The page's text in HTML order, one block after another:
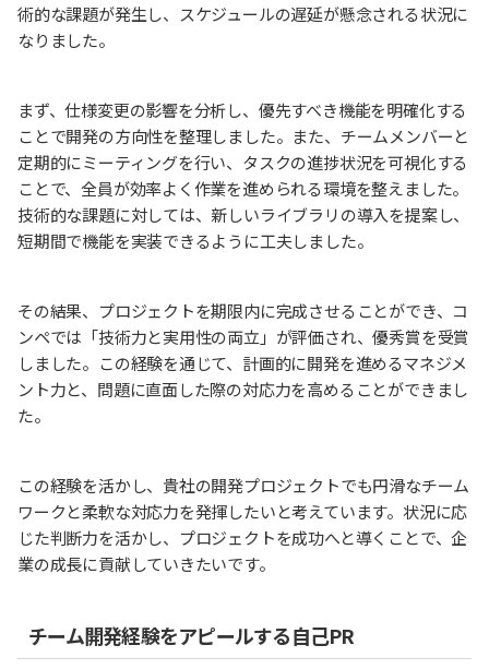
術的な課題が発生し、スケジュールの遅延が懸念される状況に
なりました。
まず、仕様変更の影響を分析し、優先すべき機能を明確化する
ことで開発の方向性を整理しました。また、チームメンバーと
定期的にミーティングを行い、タスクの進捗状況を可視化する
ことで、全員が効率よく作業を進められる環境を整えました。
技術的な課題に対しては、新しいライブラリの導入を提案し、
短期間で機能を実装できるように工夫しました。
その結果、プロジェクトを期限内に完成させることができ、コ
ンペでは「技術力と実用性の両立」が評価され、優秀賞を受賞
しました。この経験を通じて、計画的に開発を進めるマネジメ
ント力と、問題に直面した際の対応力を高めることができまし
た。
この経験を活かし、貴社の開発プロジェクトでも円滑なチーム
ワークと柔軟な対応力を発揮したいと考えています。状況に応
じた判断力を活かし、プロジェクトを成功へと導くことで、企
業の成長に貢献していきたいです。
チーム開発経験をアピールする自己PR